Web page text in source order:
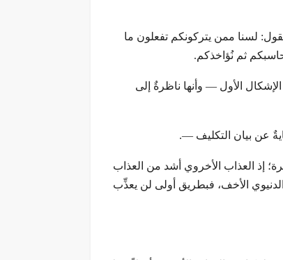
لسنا ممن يتركونكم تفعلون ما
ثم نُؤاخذكم.
الأول — وأنها ناظرةٌ إلى
عن بيان التكليف —.
إذ العذاب الأخروي أشد من العذاب
الأخف، فبطريق أولى لن يعذِّب